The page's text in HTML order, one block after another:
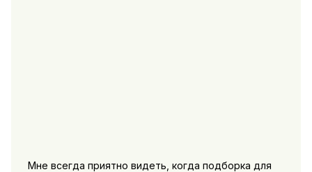
Мне всегда приятно видеть, когда подборка для